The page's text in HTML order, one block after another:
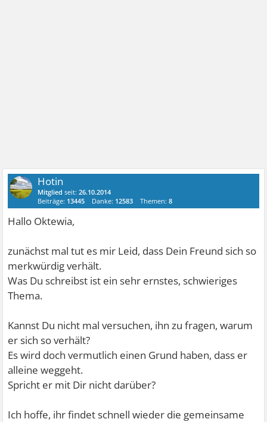
Hotin
Mitglied seit:26.10.2014
Beiträge: 13445 Danke: 12583 Themen:8
Hallo Oktewia,
zunächst mal tut es mir Leid, dass Dein Freund sich so
merkwürdig verhält.
Was Du schreibst ist ein sehr ernstes, schwieriges
Thema.
Kannst Du nicht mal versuchen, ihn zu fragen, warum
er sich so verhält?
Es wird doch vermutlich einen Grund haben, dass er
alleine weggeht.
Spricht er mit Dir nicht darüber?
Ich hoffe, ihr findet schnell wieder die gemeinsame